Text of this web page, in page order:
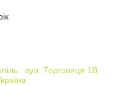
: вул. Торговиця 1В